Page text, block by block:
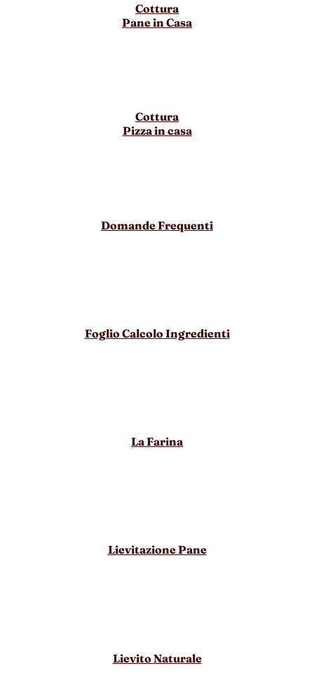
Cottura
Pane in Casa
Cottura
Pizza in casa
Domande Frequenti
Foglio Calcolo Ingredienti
La Farina
Lievitazione Pane
Lievito Naturale